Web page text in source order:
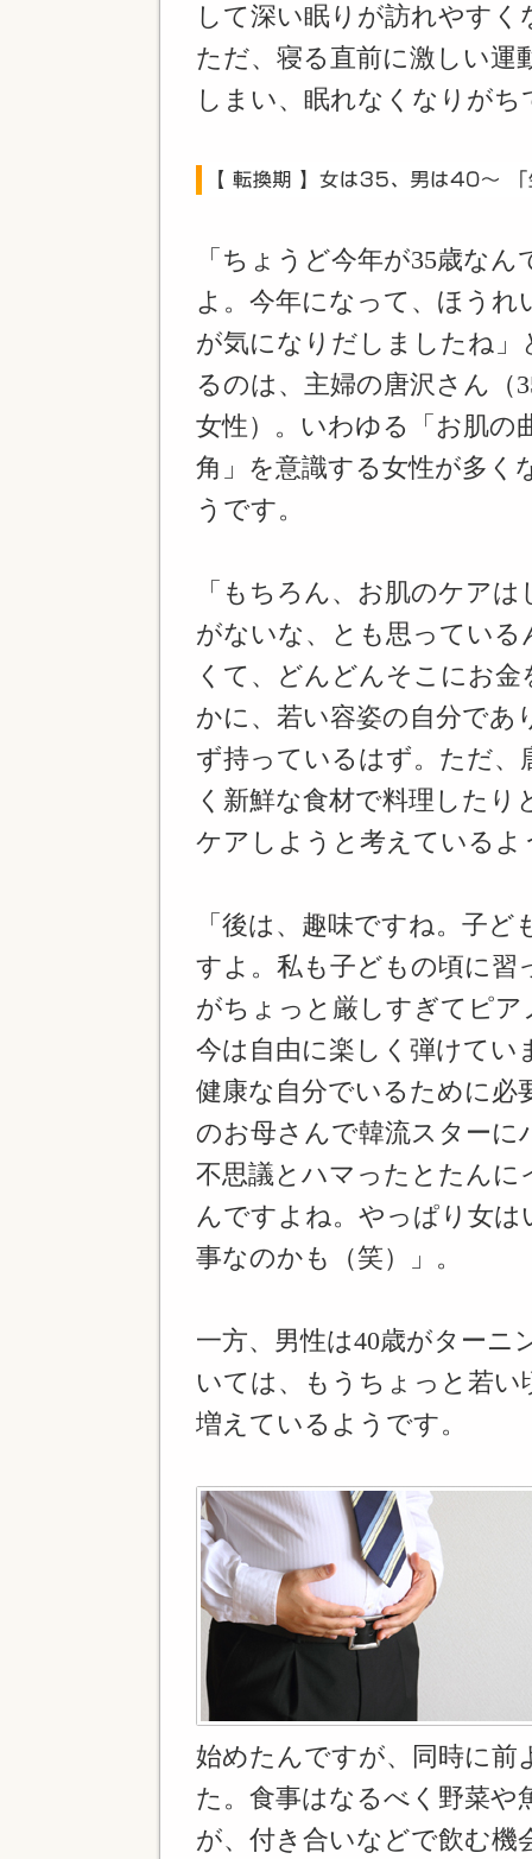
して深い眠りが訪れやす
ただ、寝る直前に激しい運
しまい、眠れなくなりが
「ちょうど今年が35歳なん
よ。今年になって、ほうれ
が気になりだしましたね」
るのは、主婦の唐沢さん（
女性）。いわゆる「お肌の
角」を意識する女性が多く
うです。
「もちろん、お肌のケア
がないな、とも思ってい
くて、どんどんそこにお
かに、若い容姿の自分であ
ず持っているはず。ただ
く新鮮な食材で料理した
ケアしようと考えているよ
「後は、趣味ですね。子
すよ。私も子どもの頃に習
がちょっと厳しすぎてピ
今は自由に楽しく弾けて
健康な自分でいるために必
のお母さんで韓流スター
不思議とハマったとたん
んですよね。やっぱり女
事なのかも（笑）」。
一方、男性は40歳がター
いては、もうちょっと若
増えているようです。
始めたんですが、同時に
た。食事はなるべく野菜
が、付き合いなどで飲む